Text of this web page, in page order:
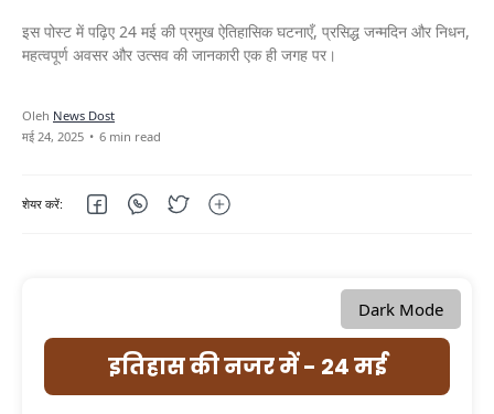
इस पोस्ट में पढ़िए 24 मई की प्रमुख ऐतिहासिक घटनाएँ, प्रसिद्ध जन्मदिन और निधन,
महत्वपूर्ण अवसर और उत्सव की जानकारी एक ही जगह पर।
6 min read
Dark Mode
इतिहास की नजर में - 24 मई